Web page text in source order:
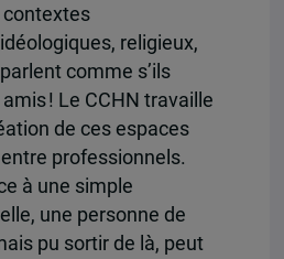
contextes
religieux,
comme s’ils
! Le CCHN travaille
de ces espaces
professionnels.
à une simple
une personne de
pu sortir de là, peut